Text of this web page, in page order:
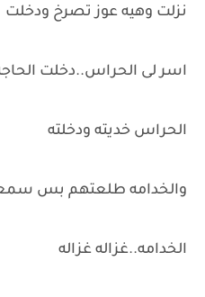
نزلت وهيه عوز تصرخ ودخلت
اسر لى الحراس..دخلت
الحراس خديته ودخلته
والخدامه طلعتهم بس
الخدامه..غزاله غزاله